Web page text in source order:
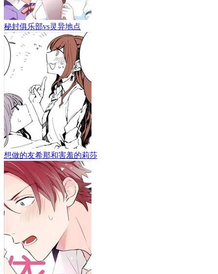
秘封俱乐部vs灵异地点
想做的友希那和害羞的莉莎